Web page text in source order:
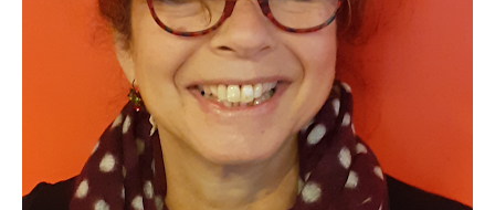
Actualités
CONTACT